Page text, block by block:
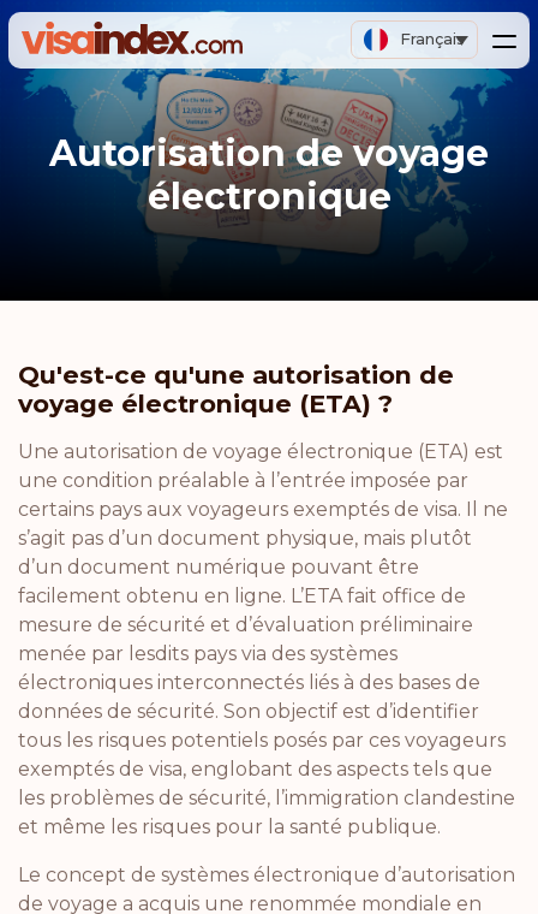
Français
Autorisation de voyage
électronique
Qu'est-ce qu'une autorisation de
voyage électronique (ETA) ?
Une autorisation de voyage électronique (ETA) est
une condition préalable à l’entrée imposée par
certains pays aux voyageurs exemptés de visa. Il ne
s’agit pas d’un document physique, mais plutôt
d’un document numérique pouvant être
facilement obtenu en ligne. L’ETA fait office de
mesure de sécurité et d’évaluation préliminaire
menée par lesdits pays via des systèmes
électroniques interconnectés liés à des bases de
données de sécurité. Son objectif est d’identifier
tous les risques potentiels posés par ces voyageurs
exemptés de visa, englobant des aspects tels que
les problèmes de sécurité, l’immigration clandestine
et même les risques pour la santé publique.
Le concept de systèmes électronique d’autorisation
de voyage a acquis une renommée mondiale en